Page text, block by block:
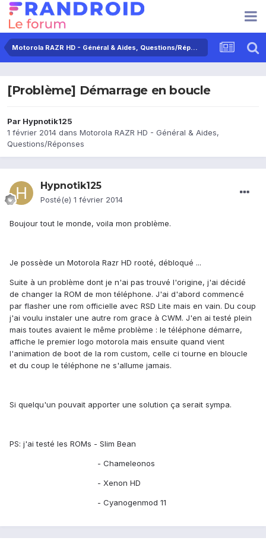
Motorola RAZR HD - Général & Aides, Questions/Réponses
[Problème] Démarrage en boucle
Par Hypnotik125
1 février 2014 dans Motorola RAZR HD - Général & Aides,
Questions/Réponses
Hypnotik125
Posté(e) 1 février 2014
Boujour tout le monde, voila mon problème.
Je possède un Motorola Razr HD rooté, débloqué ...
Suite à un problème dont je n'ai pas trouvé l'origine, j'ai décidé
de changer la ROM de mon téléphone. J'ai d'abord commencé
par flasher une rom officielle avec RSD Lite mais en vain. Du coup
j'ai voulu instaler une autre rom grace à CWM. J'en ai testé plein
mais toutes avaient le même problème : le téléphone démarre,
affiche le premier logo motorola mais ensuite quand vient
l'animation de boot de la rom custom, celle ci tourne en bloucle
et du coup le téléphone ne s'allume jamais.
Si quelqu'un pouvait apporter une solution ça serait sympa.
PS: j'ai testé les ROMs - Slim Bean
- Chameleonos
- Xenon HD
- Cyanogenmod 11